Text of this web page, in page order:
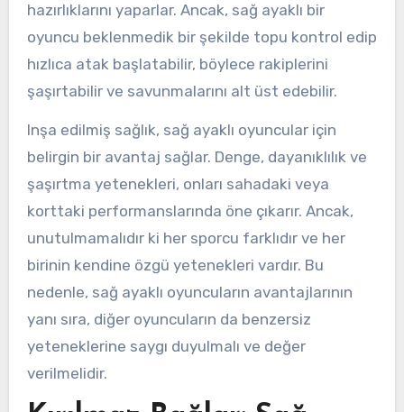
hazırlıklarını yaparlar. Ancak, sağ ayaklı bir
oyuncu beklenmedik bir şekilde topu kontrol edip
hızlıca atak başlatabilir, böylece rakiplerini
şaşırtabilir ve savunmalarını alt üst edebilir.
Inşa edilmiş sağlık, sağ ayaklı oyuncular için
belirgin bir avantaj sağlar. Denge, dayanıklılık ve
şaşırtma yetenekleri, onları sahadaki veya
korttaki performanslarında öne çıkarır. Ancak,
unutulmamalıdır ki her sporcu farklıdır ve her
birinin kendine özgü yetenekleri vardır. Bu
nedenle, sağ ayaklı oyuncuların avantajlarının
yanı sıra, diğer oyuncuların da benzersiz
yeteneklerine saygı duyulmalı ve değer
verilmelidir.